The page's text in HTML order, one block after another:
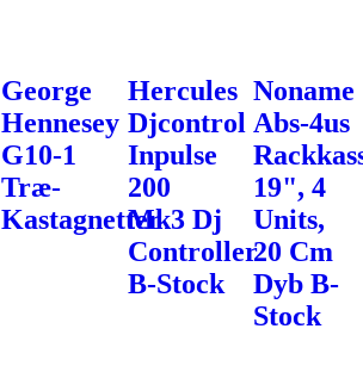
George
Hennesey
G10-1
Træ-
Kastagnetter
Hercules
Djcontrol
Inpulse
200
Mk3 Dj
Controller
B-Stock
Noname
Abs-4us
19", 4
Units,
20 Cm
Dyb B-
Stock